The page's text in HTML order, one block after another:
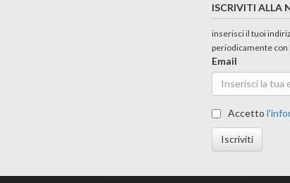
ISCRIVITI ALLA
inserisci il tuoi
periodicamente con
Email
Accetto
Iscriviti